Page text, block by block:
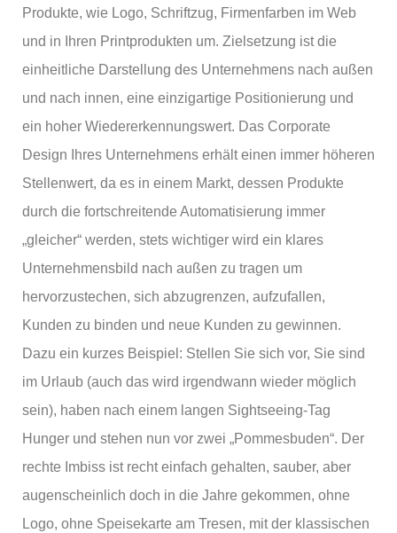
Produkte, wie Logo, Schriftzug, Firmenfarben im Web
und in Ihren Printprodukten um. Zielsetzung ist die
einheitliche Darstellung des Unternehmens nach außen
und nach innen, eine einzigartige Positionierung und
ein hoher Wiedererkennungswert. Das Corporate
Design Ihres Unternehmens erhält einen immer höheren
Stellenwert, da es in einem Markt, dessen Produkte
durch die fortschreitende Automatisierung immer
„gleicher“ werden, stets wichtiger wird ein klares
Unternehmensbild nach außen zu tragen um
hervorzustechen, sich abzugrenzen, aufzufallen,
Kunden zu binden und neue Kunden zu gewinnen.
Dazu ein kurzes Beispiel: Stellen Sie sich vor, Sie sind
im Urlaub (auch das wird irgendwann wieder möglich
sein), haben nach einem langen Sightseeing-Tag
Hunger und stehen nun vor zwei „Pommesbuden“. Der
rechte Imbiss ist recht einfach gehalten, sauber, aber
augenscheinlich doch in die Jahre gekommen, ohne
Logo, ohne Speisekarte am Tresen, mit der klassischen